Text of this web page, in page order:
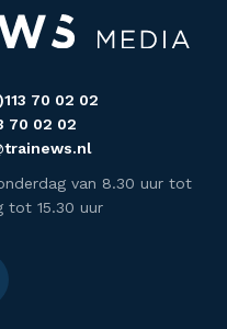
70 02 02
70 02 02
van 8.30 uur tot
tot 15.30 uur